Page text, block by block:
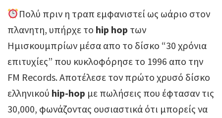
Πολύ πριν η τραπ εμφανιστεί ως ωάριο στον
πλανητη, υπήρχε το hip hop των
Ημισκουμπρίων μέσα απο το δίσκο “30 χρόνια
επιτυχίες” που κυκλοφόρησε το 1996 απο την
FM Records. Αποτέλεσε τον πρώτο χρυσό δίσκο
ελληνικού hip-hop με πωλήσεις που έφτασαν τις
30,000, φωνάζοντας ουσιαστικά ότι μπορείς να